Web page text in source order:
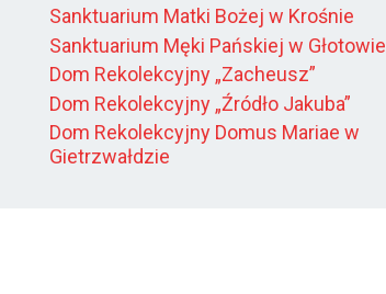
Sanktuarium Matki Bożej w Krośnie
Sanktuarium Męki Pańskiej w Głotowie
Dom Rekolekcyjny „Zacheusz”
Dom Rekolekcyjny „Źródło Jakuba”
Dom Rekolekcyjny Domus Mariae w
Gietrzwałdzie